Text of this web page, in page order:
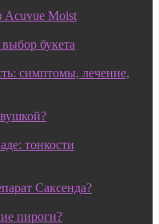
Acuvue Moist
букета
симптомы, лечение,
тонкости
Саксенда?
пироги?